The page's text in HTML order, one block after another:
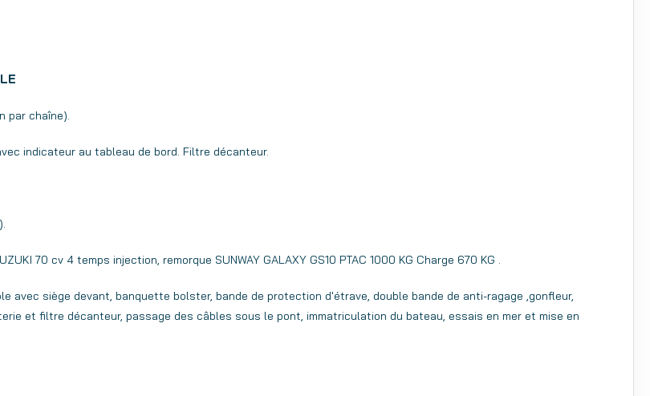
par chaîne).
indicateur au tableau de bord. Filtre décanteur.
70 cv 4 temps injection, remorque SUNWAY GALAXY GS10 PTAC 1000 KG Charge 670 KG .
avec siège devant, banquette bolster, bande de protection d'étrave, double bande de anti-ragage ,gonfleur,
et filtre décanteur, passage des câbles sous le pont, immatriculation du bateau, essais en mer et mise en